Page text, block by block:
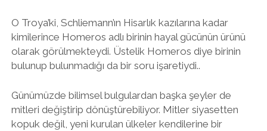
O Troya’ki, Schliemann’ın Hisarlık kazılarına kadar
kimilerince Homeros adlı birinin hayal gücünün ürünü
olarak görülmekteydi. Üstelik Homeros diye birinin
bulunup bulunmadığı da bir soru işaretiydi..
Günümüzde bilimsel bulgulardan başka şeyler de
mitleri değiştirip dönüştürebiliyor. Mitler siyasetten
kopuk değil, yeni kurulan ülkeler kendilerine bir